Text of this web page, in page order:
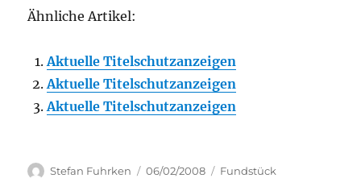
Ähnliche Artikel:
Aktuelle Titelschutzanzeigen
Aktuelle Titelschutzanzeigen
Aktuelle Titelschutzanzeigen
Author
Stefan Fuhrken
Posted
06/02/2008 Categories
Fundstück